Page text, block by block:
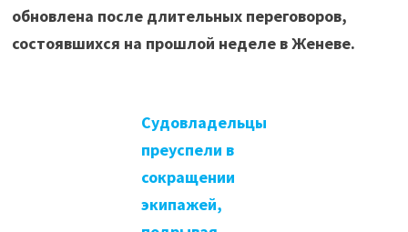
обновлена после длительных переговоров,
состоявшихся на прошлой неделе в Женеве.
Судовладельцы
преуспели в
сокращении
экипажей,